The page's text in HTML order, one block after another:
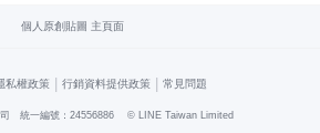
個人原創貼圖 主頁面
私權政策 | 行銷資料提供政策 | 常見問題
司 統一編號：24556886 © LINE Taiwan Limited